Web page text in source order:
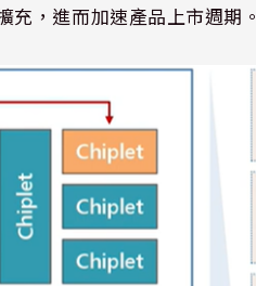
充，進而加速產品上市週期。